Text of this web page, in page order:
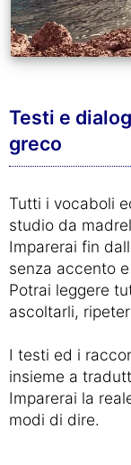
Testi e
greco
Tutti i vocaboli
studio da
Imparerai fin
senza accento
Potrai leggere
ascoltarli,
I testi ed i
insieme a
Imparerai la
modi di dire.